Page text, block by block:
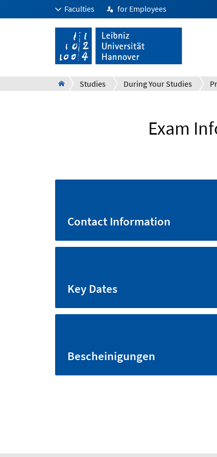
Faculties for Employees
Studies During Your Studies
Exam
Contact Information
Key Dates
Bescheinigungen